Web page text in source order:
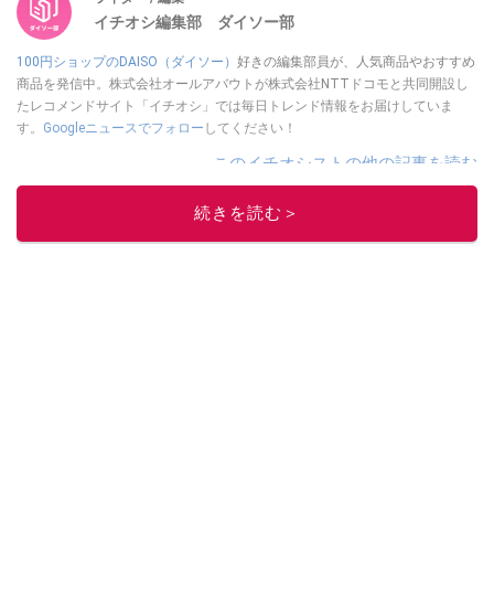
イチオシ編集部 ダイソー部
100円ショップのDAISO（ダイソー） 好きの編集部員が、人気商品やおすすめ
商品を発信中。株式会社オールアバウトが株式会社NTTドコモと共同開設し
たレコメンドサイト「イチオシ」では毎日トレンド情報をお届けしていま
す。 Googleニュースでフォロー してください！
このイチオシストの他の記事を読む
続きを読む＞